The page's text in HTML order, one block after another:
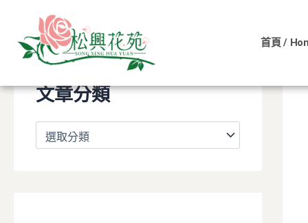
首頁 /
文章分類
章
分
類